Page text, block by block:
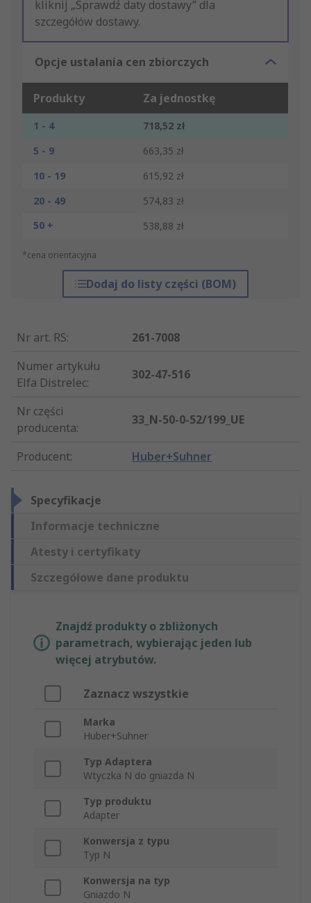
kliknij „Sprawdź daty dostawy” dla
szczegółów dostawy.
Opcje ustalania cen zbiorczych
Produkty Za jednostkę
1 - 4
718,52 zł
5 - 9
663,35 zł
10 - 19
615,92 zł
20 - 49
574,83 zł
50 +
538,88 zł
*cena orientacyjna
Dodaj do listy części (BOM)
Nr art. RS:
261-7008
Numer artykułu
Elfa Distrelec:
302-47-516
Nr części
producenta:
33_N-50-0-52/199_UE
Producent: Huber+Suhner
Specyfikacje
Informacje techniczne
Atesty i certyfikaty
Szczegółowe dane produktu
Znajdź produkty o zbliżonych
parametrach, wybierając jeden lub
więcej atrybutów.
Zaznacz wszystkie
Marka
Huber+Suhner
Typ Adaptera
Wtyczka N do gniazda N
Typ produktu
Adapter
Konwersja z typu
Typ N
Konwersja na typ
Gniazdo N